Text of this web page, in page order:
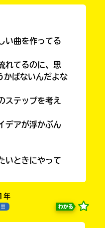
い曲を作ってる
れてるのに、思
かばないんだよな
ステップを考え
デアが浮かぶん
いときにやって
年
!! わかる